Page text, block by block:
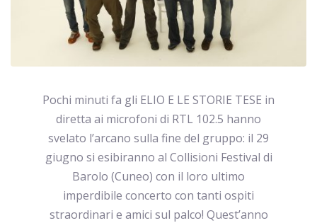
Pochi minuti fa gli ELIO E LE STORIE TESE in
diretta ai microfoni di RTL 102.5 hanno
svelato l’arcano sulla fine del gruppo: il 29
giugno si esibiranno al Collisioni Festival di
Barolo (Cuneo) con il loro ultimo
imperdibile concerto con tanti ospiti
straordinari e amici sul palco! Quest’anno